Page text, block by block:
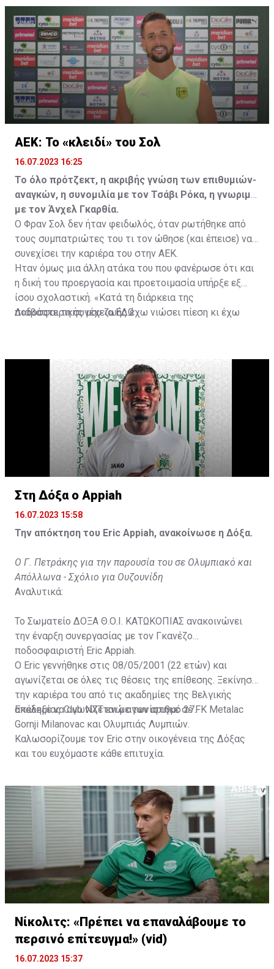
μετακίνησή του, αλλά ο παίκτης αρνήθηκε και επέμεινε
να λύσει το συμβόλαιό του, ώστε να μετακομίσει
ελεύθερα σε οποιαδήποτε νέα ομάδα το τρέχον
καλοκαίρι.
ΑΕΚ: Το «κλειδί» του Σολ
16.07.2023 16:25
Το όλο πρότζεκτ, η ακριβής γνώση των επιθυμιών-
αναγκών, η συνομιλία με τον Τσάβι Ρόκα, η γνωριμία
με τον Άνχελ Γκαρθία.
Ο Φραν Σολ δεν ήταν φειδωλός, όταν ρωτήθηκε από
τους συμπατριώτες του τι τον ώθησε (και έπεισε) να
συνεχίσει την καριέρα του στην ΑΕΚ.
Ήταν όμως μια άλλη ατάκα του που φανέρωσε ότι και
η δική του προεργασία και προετοιμασία υπήρξε εξ
ίσου σχολαστική. «Κατά τη διάρκεια της
ποδοσφαιρικής μου ζωής έχω νιώσει πίεση κι έχω
31χρονος άσος.
Διαβάστε τη συνέχειαΕΔΩ
Στη Δόξα ο Appiah
16.07.2023 15:58
Την απόκτηση του Eric Appiah, ανακοίνωσε η Δόξα.
Ο Γ. Πετράκης για την παρουσία του σε Ολυμπιακό και
Απόλλωνα - Σχόλιο για Ουζουνίδη
Αναλυτικά:
Το Σωματείο ΔΟΞΑ Θ.Ο.Ι. ΚΑΤΩΚΟΠΙΑΣ ανακοινώνει
την έναρξη συνεργασίας με τον Γκανέζο
ποδοσφαιριστή Eric Appiah.
Ο Eric γεννήθηκε στις 08/05/2001 (22 ετών) και
αγωνίζεται σε όλες τις θέσεις της επίθεσης. Ξεκίνησε
την καριέρα του από τις ακαδημίες της Βελγικής
ακαδημίας Club NXT ενώ αγωνίστηκε σε FK Metalac
Gornji Milanovac και Ολυμπιάς Λυμπιών.
Επέλεξε να αγωνίζεται με τον αριθμό 27.
Καλωσορίζουμε τον Eric στην οικογένεια της Δόξας
και του ευχόμαστε κάθε επιτυχία.
Νίκολιτς: «Πρέπει να επαναλάβουμε το
περσινό επίτευγμα!» (vid)
16.07.2023 15:37